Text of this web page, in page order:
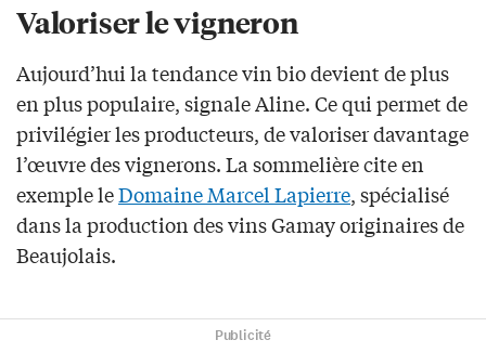
Valoriser le vigneron
Aujourd’hui la tendance vin bio devient de plus
en plus populaire, signale Aline. Ce qui permet de
privilégier les producteurs, de valoriser davantage
l’œuvre des vignerons. La sommelière cite en
exemple leDomaine Marcel Lapierre, spécialisé
dans la production des vins Gamay originaires de
Beaujolais.
Publicité